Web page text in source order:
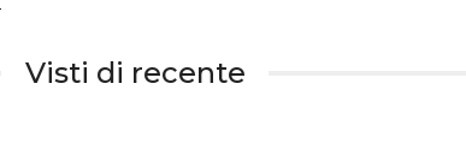
Visti di recente